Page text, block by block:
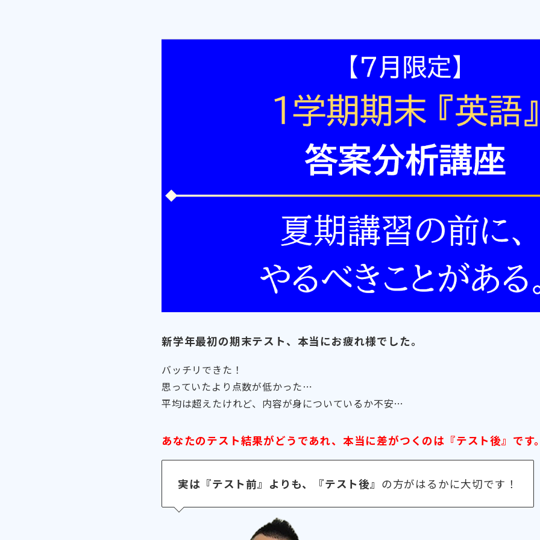
新学年最初の期末テスト、本当にお疲れ様でした。
バッチリできた！
思っていたより点数が低かった⋯
平均は超えたけれど、内容が身についているか不安…
あなたのテスト結果がどうであれ、本当に差がつくのは『テスト後』です
実は『テスト前』よりも、『テスト後』 の方がはるかに大切です！